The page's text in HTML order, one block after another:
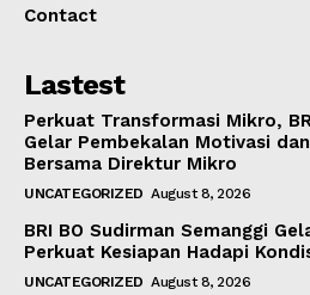
Contact
Lastest
Perkuat Transformasi Mikro,
Gelar Pembekalan Motivasi
Bersama Direktur Mikro
UNCATEGORIZED August 8, 2026
BRI BO Sudirman Semanggi
Perkuat Kesiapan Hadapi
UNCATEGORIZED August 8, 2026